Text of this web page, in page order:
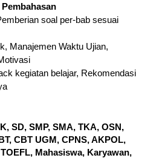
Pembahasan
soal per-bab sesuai
Manajemen Waktu Ujian,
kegiatan belajar, Rekomendasi
SD, SMP, SMA, TKA, OSN,
CBT UGM, CPNS, AKPOL,
Mahasiswa, Karyawan,